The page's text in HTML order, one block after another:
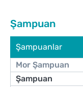
Şampuan
Şampuanlar
Mor Şampuan
Şampuan